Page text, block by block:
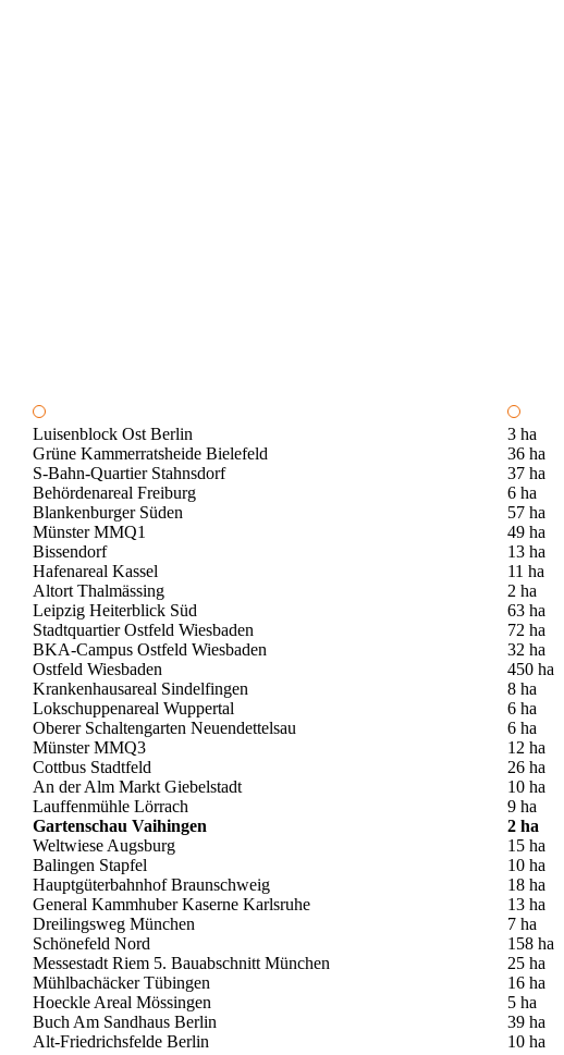
Luisenblock Ost Berlin 3 ha
Grüne Kammerratsheide Bielefeld
36 ha
S-Bahn-Quartier Stahnsdorf
37 ha
Behördenareal Freiburg
6 ha
Blankenburger Süden
57 ha
Münster MMQ1
49 ha
Bissendorf
13 ha
Hafenareal Kassel
11 ha
Altort Thalmässing
2 ha
Leipzig Heiterblick Süd
63 ha
Stadtquartier Ostfeld Wiesbaden
72 ha
BKA-Campus Ostfeld Wiesbaden
32 ha
Ostfeld Wiesbaden
450 ha
Krankenhausareal Sindelfingen
8 ha
Lokschuppenareal Wuppertal
6 ha
Oberer Schaltengarten Neuendettelsau
6 ha
Münster MMQ3
12 ha
Cottbus Stadtfeld
26 ha
An der Alm Markt Giebelstadt
10 ha
Lauffenmühle Lörrach
9 ha
Gartenschau Vaihingen
2 ha
Weltwiese Augsburg
15 ha
Balingen Stapfel
10 ha
Hauptgüterbahnhof Braunschweig
18 ha
General Kammhuber Kaserne Karlsruhe
13 ha
Dreilingsweg München
7 ha
Schönefeld Nord
158 ha
Messestadt Riem 5. Bauabschnitt München
25 ha
Mühlbachäcker Tübingen
16 ha
Hoeckle Areal Mössingen
5 ha
Buch Am Sandhaus Berlin
39 ha
Alt-Friedrichsfelde Berlin
10 ha